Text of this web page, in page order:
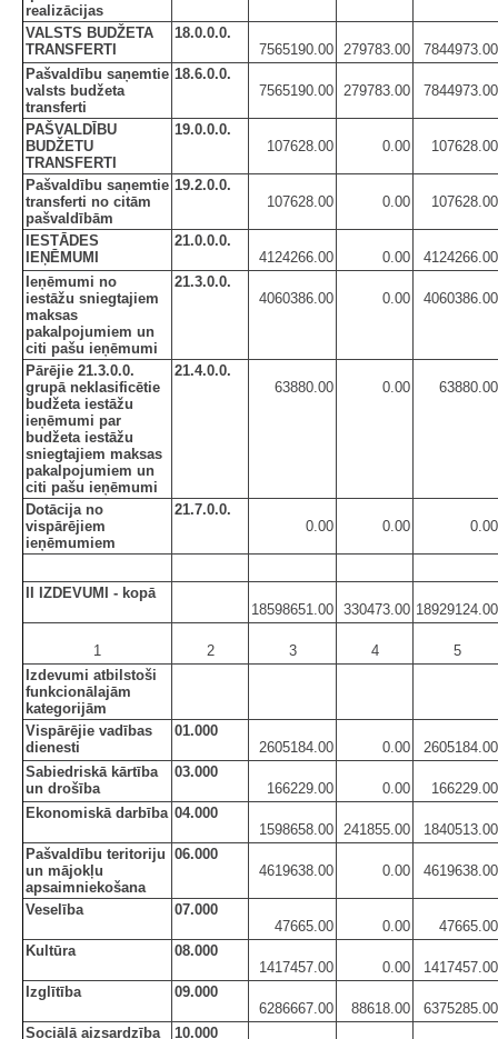
realizācijas
VALSTS BUDŽETA
TRANSFERTI
18.0.0.0.
7565190.00
279783.00
7844973.00
Pašvaldību saņemtie
valsts budžeta
transferti
18.6.0.0.
7565190.00
279783.00 7844973.00
PAŠVALDĪBU
BUDŽETU
TRANSFERTI
19.0.0.0.
107628.00
0.00 107628.00
Pašvaldību saņemtie
transferti no citām
pašvaldībām
19.2.0.0.
107628.00
0.00 107628.00
IESTĀDES
IEŅĒMUMI
21.0.0.0.
4124266.00
0.00
4124266.00
Ieņēmumi no
iestāžu sniegtajiem
maksas
pakalpojumiem un
citi pašu ieņēmumi
21.3.0.0.
4060386.00
0.00 4060386.00
Pārējie 21.3.0.0.
grupā neklasificētie
budžeta iestāžu
ieņēmumi par
budžeta iestāžu
sniegtajiem maksas
pakalpojumiem un
citi pašu ieņēmumi
21.4.0.0.
63880.00
0.00 63880.00
Dotācija no
vispārējiem
ieņēmumiem
21.7.0.0.
0.00
0.00 0.00
II IZDEVUMI - kopā
18598651.00 330473.00 18929124.00
1 2 3 4
5
Izdevumi atbilstoši
funkcionālajām
kategorijām
Vispārējie vadības
dienesti
01.000
2605184.00
0.00
2605184.00
Sabiedriskā kārtība
un drošība
03.000
166229.00
0.00
166229.00
Ekonomiskā darbība 04.000
1598658.00
241855.00
1840513.00
Pašvaldību teritoriju
un mājokļu
apsaimniekošana
06.000
4619638.00
0.00 4619638.00
Veselība
07.000
47665.00
0.00
47665.00
Kultūra
08.000
1417457.00
0.00
1417457.00
Izglītība
09.000
6286667.00
88618.00
6375285.00
Sociālā aizsardzība
10.000